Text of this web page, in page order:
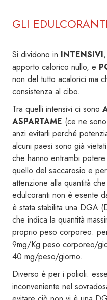
GLI EDULCORANTI
Si dividono in INTENSIVI
apporto calorico nullo, e
non del tutto acalorici ma
consistenza al cibo.
Tra quelli intensivi ci sono
ASPARTAME (ce ne
anzi evitarli perché
alcuni paesi sono già
che hanno entrambi
quello del saccarosio e
attenzione alla quantità
edulcoranti non è esente
è stata stabilita una DGA
che indica la quantità
proprio peso corporeo:
9mg/Kg peso corporeo/
40 mg/peso/giorno.
Diverso è per i polioli:
inconveniente nel